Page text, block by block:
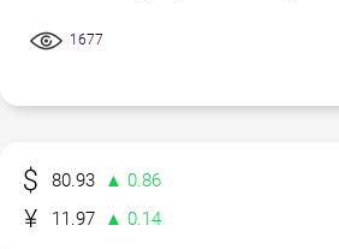
1677
80.93 ▲ 0.86
11.97
▲ 0.14